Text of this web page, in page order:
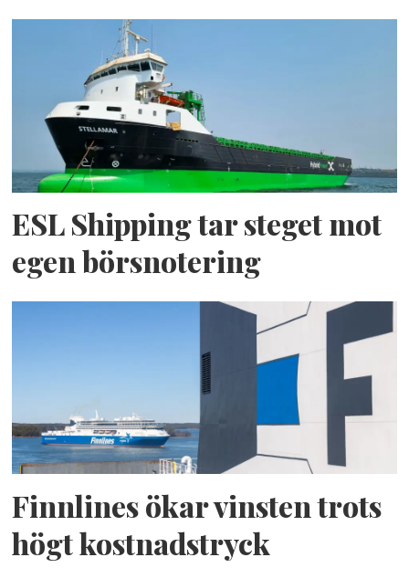
ESL Shipping tar steget mot
egen börsnotering
Finnlines ökar vinsten trots
högt kostnadstryck